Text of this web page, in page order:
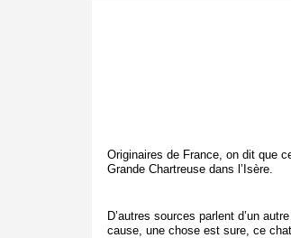
Originaires de France, on dit que
Grande Chartreuse dans l’Isère.
D’autres sources parlent d’un
cause, une chose est sure, ce